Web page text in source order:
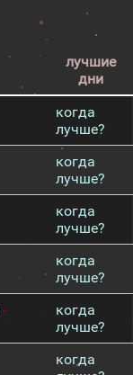
лучшие
дни
когда
лучше?
когда
лучше?
когда
лучше?
когда
лучше?
-
когда
лучше?
когда